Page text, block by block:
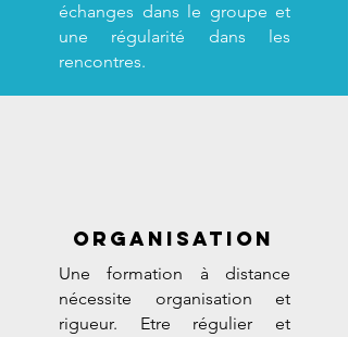
échanges dans le groupe et
une régularité dans les
rencontres.
ORganisation
Une formation à distance
nécessite organisation et
rigueur. Etre régulier et